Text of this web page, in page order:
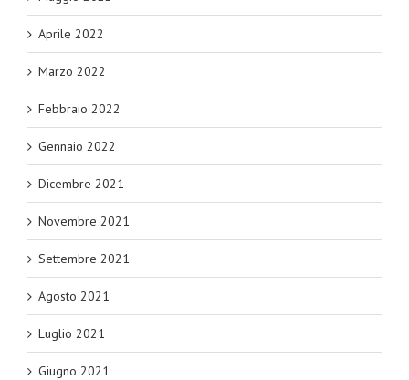
Aprile 2022
Marzo 2022
Febbraio 2022
Gennaio 2022
Dicembre 2021
Novembre 2021
Settembre 2021
Agosto 2021
Luglio 2021
Giugno 2021